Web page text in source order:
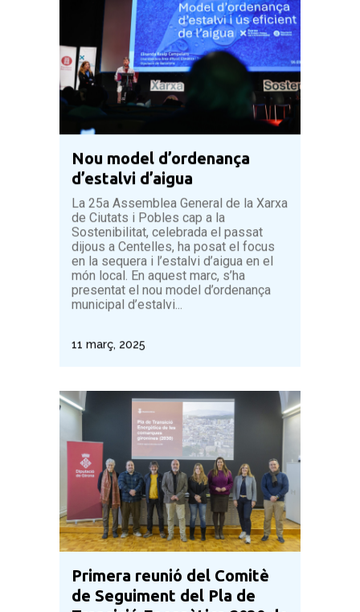
Nou model d’ordenança
d’estalvi d’aigua
La 25a Assemblea General de la Xarxa
de Ciutats i Pobles cap a la
Sostenibilitat, celebrada el passat
dijous a Centelles, ha posat el focus
en la sequera i l’estalvi d’aigua en el
món local. En aquest marc, s’ha
presentat el nou model d’ordenança
municipal d’estalvi...
11 març, 2025
Primera reunió del Comitè
de Seguiment del Pla de